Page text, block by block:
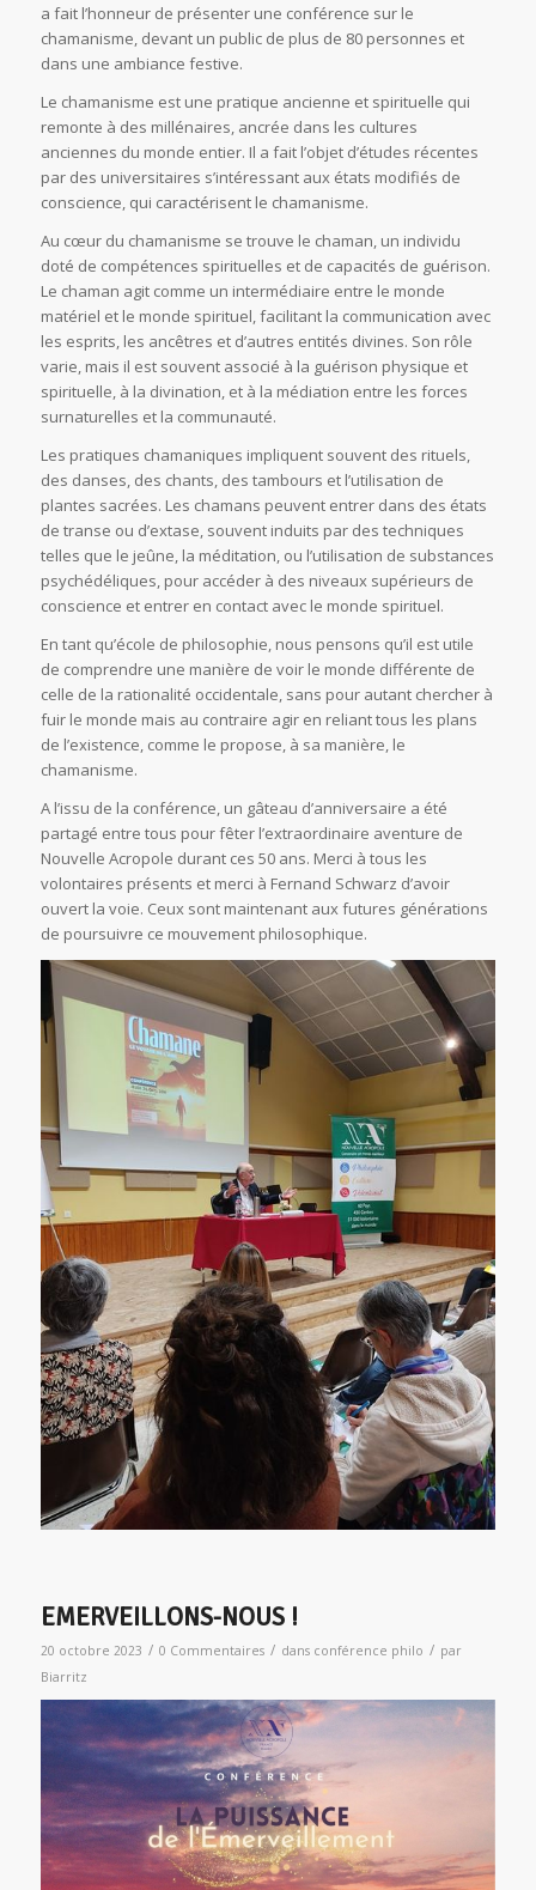
a fait l’honneur de présenter une conférence sur le
chamanisme, devant un public de plus de 80 personnes et
dans une ambiance festive.
Le chamanisme est une pratique ancienne et spirituelle qui
remonte à des millénaires, ancrée dans les cultures
anciennes du monde entier. Il a fait l’objet d’études récentes
par des universitaires s’intéressant aux états modifiés de
conscience, qui caractérisent le chamanisme.
Au cœur du chamanisme se trouve le chaman, un individu
doté de compétences spirituelles et de capacités de guérison.
Le chaman agit comme un intermédiaire entre le monde
matériel et le monde spirituel, facilitant la communication avec
les esprits, les ancêtres et d’autres entités divines. Son rôle
varie, mais il est souvent associé à la guérison physique et
spirituelle, à la divination, et à la médiation entre les forces
surnaturelles et la communauté.
Les pratiques chamaniques impliquent souvent des rituels,
des danses, des chants, des tambours et l’utilisation de
plantes sacrées. Les chamans peuvent entrer dans des états
de transe ou d’extase, souvent induits par des techniques
telles que le jeûne, la méditation, ou l’utilisation de substances
psychédéliques, pour accéder à des niveaux supérieurs de
conscience et entrer en contact avec le monde spirituel.
En tant qu’école de philosophie, nous pensons qu’il est utile
de comprendre une manière de voir le monde différente de
celle de la rationalité occidentale, sans pour autant chercher à
fuir le monde mais au contraire agir en reliant tous les plans
de l’existence, comme le propose, à sa manière, le
chamanisme.
A l’issu de la conférence, un gâteau d’anniversaire a été
partagé entre tous pour fêter l’extraordinaire aventure de
Nouvelle Acropole durant ces 50 ans. Merci à tous les
volontaires présents et merci à Fernand Schwarz d’avoir
ouvert la voie. Ceux sont maintenant aux futures générations
de poursuivre ce mouvement philosophique.
EMERVEILLONS-NOUS !
20 octobre 2023 / 0 Commentaires / dans conférence philo / par
Biarritz